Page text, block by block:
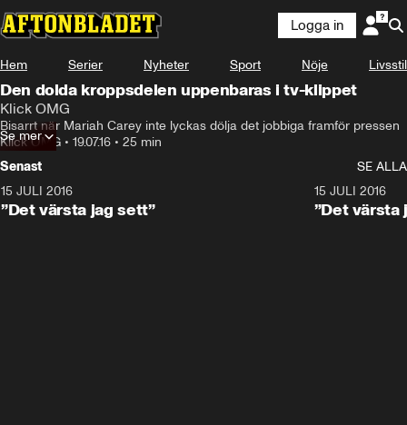
Logga in
Hem Serier Nyheter Sport Nöje Livsstil
Den dolda kroppsdelen uppenbaras i tv-klippet
Klick OMG
Bisarrt när Mariah Carey inte lyckas dölja det jobbiga framför pressen
Klick OMG • 19.07.16 • 25 min
Se mer
Senast
SE ALLA
15 JULI 2016
”Det värsta jag sett”
15 JULI 2016
”Det värsta